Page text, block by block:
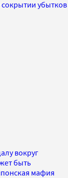
сокрытии убытков
вокруг
быть
мафия